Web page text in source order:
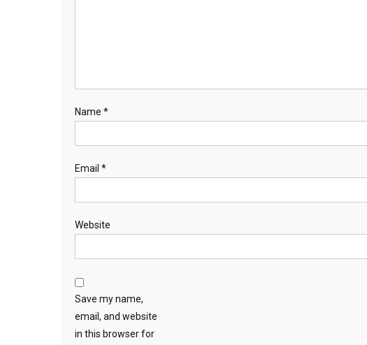
Name *
Email *
Website
Save my name,
email, and website
in this browser for